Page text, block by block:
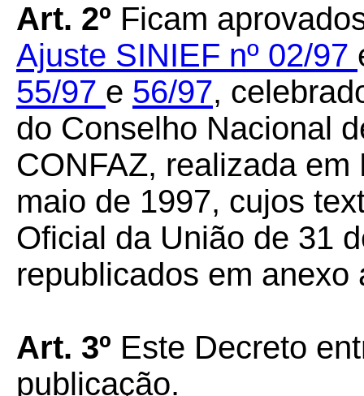
Art. 2º Ficam
Ajuste SINIEF nº 02/97
55/97 e 56/97,
do Conselho Nacional
CONFAZ, realizada
maio de 1997, cujos
Oficial da União de 31
republicados em
Art. 3º Este Decreto
publicação.